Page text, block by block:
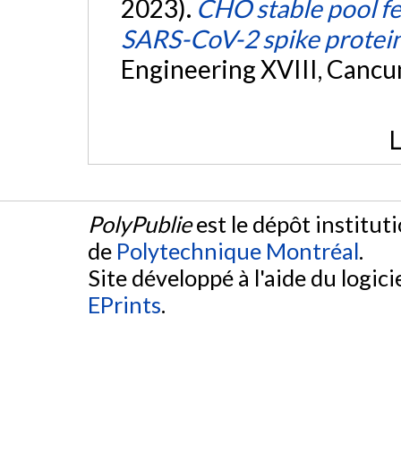
2023). CHO stable pool
SARS-CoV-2 spike
Engineering XVIII,
PolyPublieest le dépôt
de Polytechnique Montréal.
Site développé à l'aide du
EPrints.